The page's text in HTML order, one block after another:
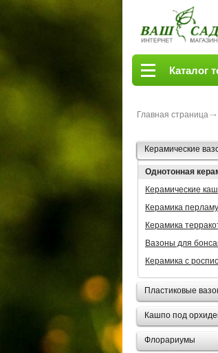
Каталог
Главная страница
Керамические
Однотонная
Керамические
Керамика
Керамика
Вазоны для
Керамика с
Пластиковые
Кашпо под
Флорариумы